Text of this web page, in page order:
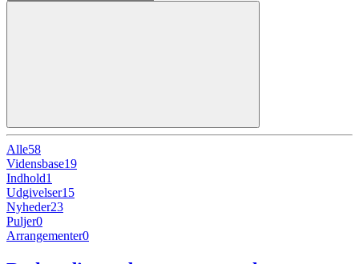
Alle58
Vidensbase19
Indhold1
Udgivelser15
Nyheder23
Puljer0
Arrangementer0